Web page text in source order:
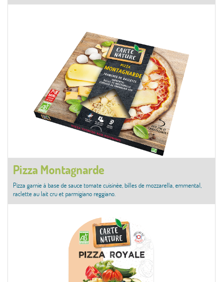
Pizza Montagnarde
Pizza garnie à base de sauce tomate cuisinée, billes de mozzarella, emmental,
raclette au lait cru et parmigiano reggiano.